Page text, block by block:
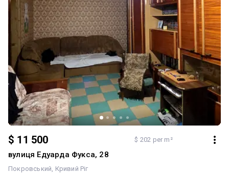
$ 11 500 $ 202 per m²
вулиця Едуарда Фукса, 28
Покровський Кривий Ріг